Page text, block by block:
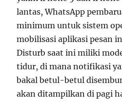
lantas, WhatsApp
minimum untuk sistem
mobilisasi aplikasi pesan
Disturb saat ini miliki
tidur, di mana notifikasi
bakal betul-betul
akan ditampilkan di pagi